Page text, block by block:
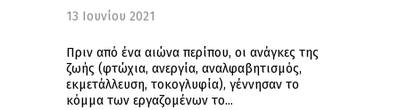
13 Ιουνίου 2021
Πριν από ένα αιώνα περίπου, οι ανάγκες της
ζωής (φτώχια, ανεργία, αναλφαβητισμός,
εκμετάλλευση, τοκογλυφία), γέννησαν το
κόμμα των εργαζομένων το